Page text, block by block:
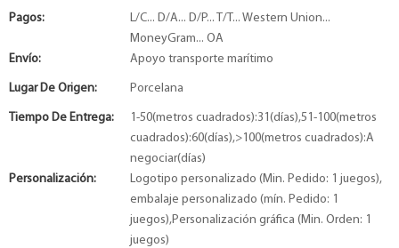
Pagos:
L/C... D/A... D/P... T/T... Western Union...
MoneyGram... OA
Envío:
Apoyo transporte marítimo
Lugar De Origen: Porcelana
Tiempo De Entrega:
1-50(metros cuadrados):31(días),51-100(metros
cuadrados):60(días),>100(metros cuadrados):A
negociar(días)
Personalización:
Logotipo personalizado (Min. Pedido: 1 juegos),
embalaje personalizado (mín. Pedido: 1
juegos),Personalización gráfica (Min. Orden: 1
juegos)